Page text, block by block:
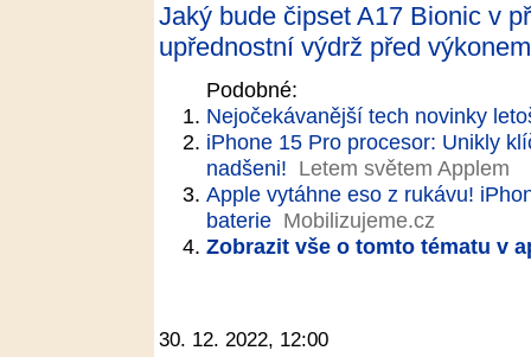
Jaký bude čipset A17 Bionic v
upřednostní výdrž před
Podobné:
Nejočekávanější tech novinky
iPhone 15 Pro procesor: Unikly
nadšeni! Letem světem Applem
Apple vytáhne eso z rukávu!
baterie Mobilizujeme.cz
Zobrazit vše o tomto tématu v
30. 12. 2022, 12:00